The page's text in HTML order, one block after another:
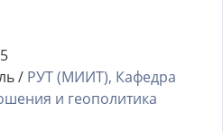
/ РУТ (МИИТ), Кафедра
и геополитика